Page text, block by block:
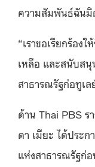
ความสัมพันธ์ฉันมิ
“เราขอเรียกร้อง
เหลือ และสนับสนุ
สาธารณรัฐก่อทูเ
ด้าน Thai PBS ร
ดา เมียะ ได้ประ
แห่งสาธารณรัฐก่